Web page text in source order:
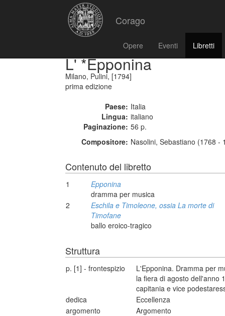
Corago
Opere Eventi Libretti
L' *Epponina
Milano, Pulini, [1794]
prima edizione
Paese: Italia
Lingua: italiano
Paginazione: 56 p.
Compositore: Nasolini, Sebastiano (1768 -
Contenuto del libretto
1
Epponina
dramma per musica
2
Eschila e Timoleone, ossia La morte di
Timofane
ballo eroico-tragico
Struttura
p. [1] - frontespizio
L'Epponina. Dramma per
la fiera di agosto dell'anno
capitania e vice
dedica
Eccellenza
argomento
Argomento